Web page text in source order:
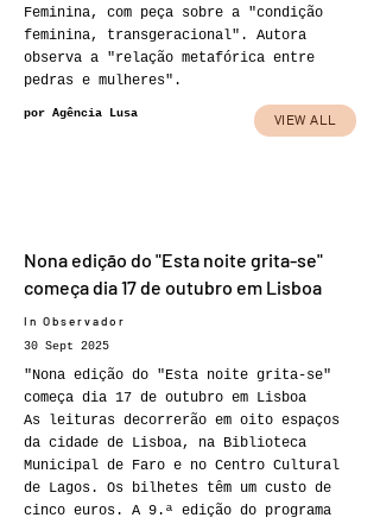
Feminina, com peça sobre a "condição
feminina, transgeracional". Autora
observa a "relação metafórica entre
pedras e mulheres".
por Agência Lusa
VIEW ALL
Nona edição do "Esta noite grita-se"
começa dia 17 de outubro em Lisboa
In Observador
30 Sept 2025
"Nona edição do "Esta noite grita-se"
começa dia 17 de outubro em Lisboa
As leituras decorrerão em oito espaços
da cidade de Lisboa, na Biblioteca
Municipal de Faro e no Centro Cultural
de Lagos. Os bilhetes têm um custo de
cinco euros. A 9.ª edição do programa